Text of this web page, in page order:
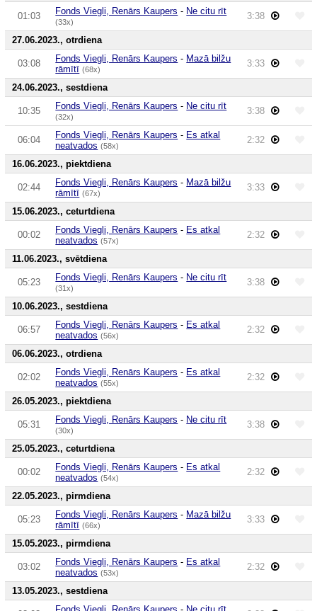
01:03 Fonds Viegli, Renārs Kaupers - Ne citu rīt
(33x)
3:38
27.06.2023., otrdiena
03:08 Fonds Viegli, Renārs Kaupers - Mazā bilžu
rāmītī (68x)
3:33
24.06.2023., sestdiena
10:35 Fonds Viegli, Renārs Kaupers - Ne citu rīt
(32x)
3:38
06:04 Fonds Viegli, Renārs Kaupers - Es atkal
neatvados (58x)
2:32
16.06.2023., piektdiena
02:44 Fonds Viegli, Renārs Kaupers - Mazā bilžu
rāmītī (67x)
3:33
15.06.2023., ceturtdiena
00:02 Fonds Viegli, Renārs Kaupers - Es atkal
neatvados (57x)
2:32
11.06.2023., svētdiena
05:23 Fonds Viegli, Renārs Kaupers - Ne citu rīt
(31x)
3:38
10.06.2023., sestdiena
06:57 Fonds Viegli, Renārs Kaupers - Es atkal
neatvados (56x)
2:32
06.06.2023., otrdiena
02:02 Fonds Viegli, Renārs Kaupers - Es atkal
neatvados (55x)
2:32
26.05.2023., piektdiena
05:31 Fonds Viegli, Renārs Kaupers - Ne citu rīt
(30x)
3:38
25.05.2023., ceturtdiena
00:02 Fonds Viegli, Renārs Kaupers - Es atkal
neatvados (54x)
2:32
22.05.2023., pirmdiena
05:23 Fonds Viegli, Renārs Kaupers - Mazā bilžu
rāmītī (66x)
3:33
15.05.2023., pirmdiena
03:02 Fonds Viegli, Renārs Kaupers - Es atkal
neatvados (53x)
2:32
13.05.2023., sestdiena